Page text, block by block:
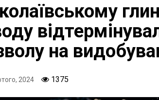
на
2024 1375